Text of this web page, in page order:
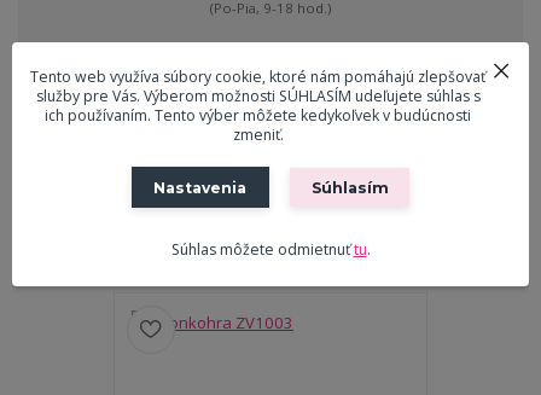
(Po-Pia, 9-18 hod.)
ekreslo@ekreslo.sk
Súvisiaci tovar 9
Tento web využíva súbory cookie, ktoré nám pomáhajú zlepšovať
služby pre Vás. Výberom možnosti SÚHLASÍM udeľujete súhlas s
ich používaním. Tento výber môžete kedykoľvek v budúcnosti
zmeniť.
Nastavenia Súhlasím
Súhlas môžete odmietnuťtu.